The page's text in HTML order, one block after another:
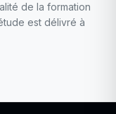
de la formation
est délivré à